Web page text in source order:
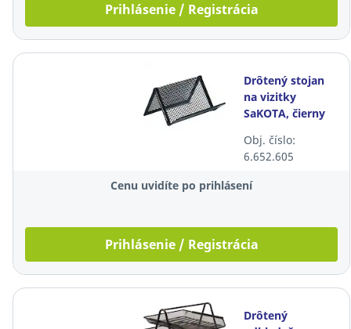
Prihlásenie / Registrácia
Drôtený stojan
na vizitky
SaKOTA, čierny
Obj. číslo:
6.652.605
Cenu uvidíte po prihlásení
Prihlásenie / Registrácia
Drôtený